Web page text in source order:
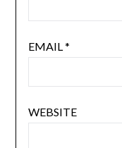
EMAIL*
WEBSITE